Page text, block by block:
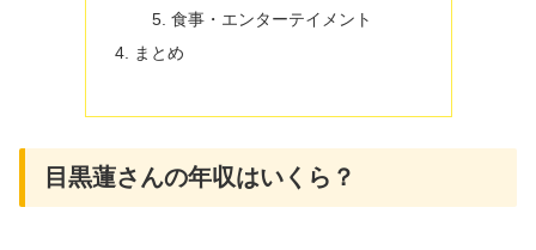
食事・エンターテイメント
まとめ
目黒蓮さんの年収はいくら？